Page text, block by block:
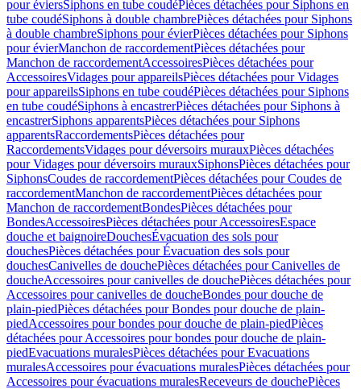
pour éviersSiphons en tube coudéPièces détachées pour Siphons en
tube coudéSiphons à double chambrePièces détachées pour Siphons
à double chambreSiphons pour évierPièces détachées pour Siphons
pour évierManchon de raccordementPièces détachées pour
Manchon de raccordementAccessoiresPièces détachées pour
AccessoiresVidages pour appareilsPièces détachées pour Vidages
pour appareilsSiphons en tube coudéPièces détachées pour Siphons
en tube coudéSiphons à encastrerPièces détachées pour Siphons à
encastrerSiphons apparentsPièces détachées pour Siphons
apparentsRaccordementsPièces détachées pour
RaccordementsVidages pour déversoirs murauxPièces détachées
pour Vidages pour déversoirs murauxSiphonsPièces détachées pour
SiphonsCoudes de raccordementPièces détachées pour Coudes de
raccordementManchon de raccordementPièces détachées pour
Manchon de raccordementBondesPièces détachées pour
BondesAccessoiresPièces détachées pour AccessoiresEspace
douche et baignoireDouchesÉvacuation des sols pour
douchesPièces détachées pour Évacuation des sols pour
douchesCanivelles de douchePièces détachées pour Canivelles de
doucheAccessoires pour canivelles de douchePièces détachées pour
Accessoires pour canivelles de doucheBondes pour douche de
plain-piedPièces détachées pour Bondes pour douche de plain-
piedAccessoires pour bondes pour douche de plain-piedPièces
détachées pour Accessoires pour bondes pour douche de plain-
piedEvacuations muralesPièces détachées pour Evacuations
muralesAccessoires pour évacuations muralesPièces détachées pour
Accessoires pour évacuations muralesReceveurs de douchePièces